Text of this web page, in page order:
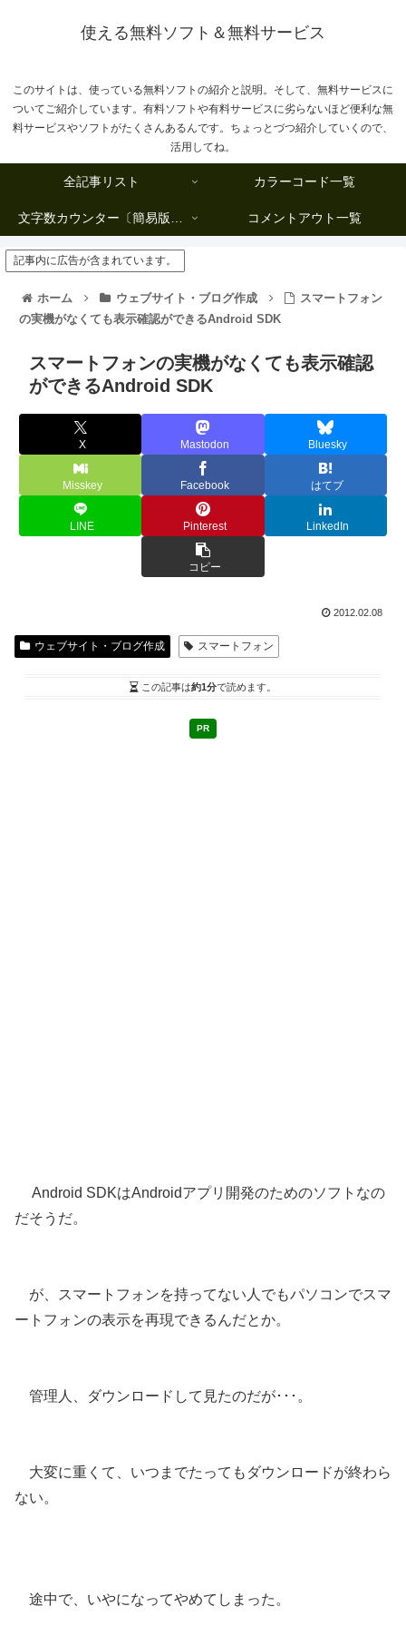
使える無料ソフト＆無料サービス
このサイトは、使っている無料ソフトの紹介と説明。そして、無料サービスに
ついてご紹介しています。有料ソフトや有料サービスに劣らないほど便利な無
料サービスやソフトがたくさんあるんです。ちょっとづつ紹介していくので、
活用してね。
全記事リスト カラーコード一覧
文字数カウンター〔簡易版複数行タイプ〕 コメントアウト一覧
記事内に広告が含まれています。
ホーム ウェブサイト・ブログ作成
スマートフォン
の実機がなくても表示確認ができるAndroid SDK
スマートフォンの実機がなくても表示確認
ができるAndroid SDK
X Mastodon Bluesky
Misskey Facebook はてブ
LINE Pinterest LinkedIn
コピー
2012.02.08
ウェブサイト・ブログ作成 スマートフォン
この記事は約1分で読めます。
PR
Android SDKはAndroidアプリ開発のためのソフトなの
だそうだ。
が、スマートフォンを持ってない人でもパソコンでスマ
ートフォンの表示を再現できるんだとか。
管理人、ダウンロードして見たのだが･･･。
大変に重くて、いつまでたってもダウンロードが終わら
ない。
途中で、いやになってやめてしまった。